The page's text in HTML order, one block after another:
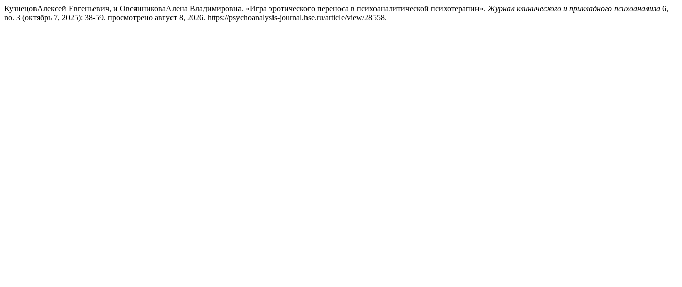
КузнецовАлексей Евгеньевич, и ОвсянниковаАлена Владимировна. «Игра эротического переноса в психоаналитической психотерапии». Журнал клинического и прикладного психоанализа 6,
no. 3 (октябрь 7, 2025): 38-59. просмотрено август 8, 2026. https://psychoanalysis-journal.hse.ru/article/view/28558.